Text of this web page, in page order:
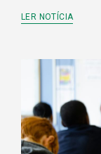
LER NOTÍCIA